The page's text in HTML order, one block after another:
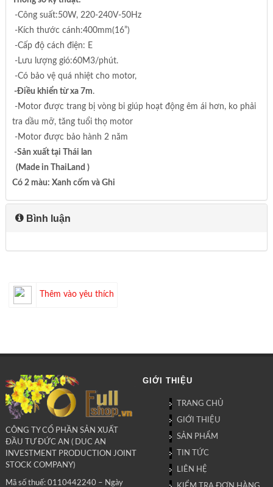
-Công suất:50W, 220-240V-50Hz
-Kích thước cánh:400mm(16”)
-Cấp độ cách điện: E
-Lưu lượng gió:60M3/phút.
-Có bảo vệ quá nhiệt cho motor,
-Điều khiển từ xa 7m.
-Motor được trang bị vòng bi giúp hoạt động êm ái hơn, ko phải
tra dầu mỡ, tăng tuổi thọ motor
-Motor được bảo hành 2 năm
-Sản xuất tại Thái lan
(Made in ThaiLand )
Có 2 màu: Xanh cốm và Ghi
Bình luận
Thêm vào yêu thích
CÔNG TY CỔ PHẦN SẢN XUẤT
ĐẦU TƯ ĐỨC AN ( DUC AN
INVESTMENT PRODUCTION JOINT
STOCK COMPANY)
Mã số thuế: 0110442240 – Ngày
GIỚI THIỆU
TRANG CHỦ
GIỚI THIỆU
SẢN PHẨM
TIN TỨC
LIÊN HỆ